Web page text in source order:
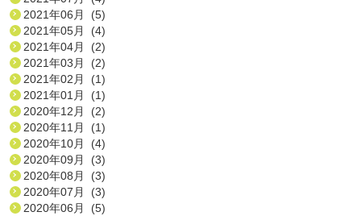
2021年06月 (5)
2021年05月 (4)
2021年04月 (2)
2021年03月 (2)
2021年02月 (1)
2021年01月 (1)
2020年12月 (2)
2020年11月 (1)
2020年10月 (4)
2020年09月 (3)
2020年08月 (3)
2020年07月 (3)
2020年06月 (5)